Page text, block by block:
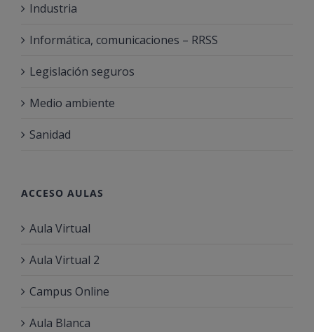
Industria
Informática, comunicaciones – RRSS
Legislación seguros
Medio ambiente
Sanidad
ACCESO AULAS
Aula Virtual
Aula Virtual 2
Campus Online
Aula Blanca